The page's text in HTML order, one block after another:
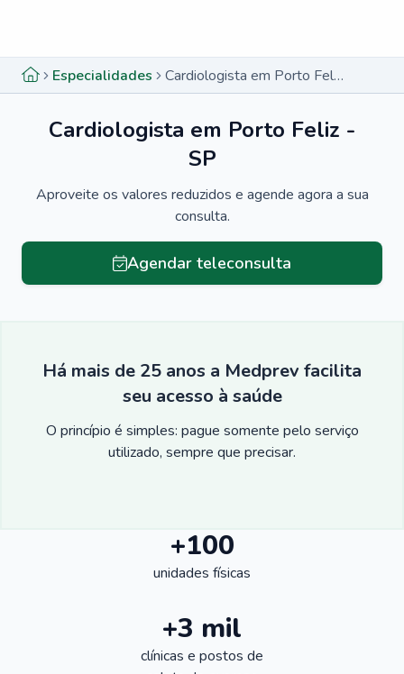
Especialidades Cardiologista em Porto Feliz - SP
Cardiologista em Porto Feliz -
SP
Aproveite os valores reduzidos e agende agora a sua
consulta.
Agendar teleconsulta
Há mais de 25 anos a Medprev facilita
seu acesso à saúde
O princípio é simples: pague somente pelo serviço
utilizado, sempre que precisar.
+100
unidades físicas
+3 mil
clínicas e postos de